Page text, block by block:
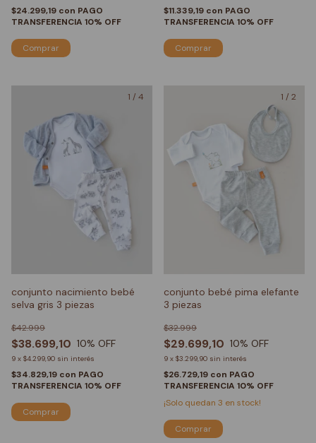
$24.299,19 con PAGO
TRANSFERENCIA 10% OFF
Comprar
$11.339,19 con PAGO
TRANSFERENCIA 10% OFF
Comprar
1 / 4
conjunto nacimiento bebé
selva gris 3 piezas
$38.699,10
$42.999
10% OFF
9 x $4.299,90 sin interés
$34.829,19 con PAGO
TRANSFERENCIA 10% OFF
Comprar
1 / 2
conjunto bebé pima elefante
3 piezas
$29.699,10
$32.999
10% OFF
9 x $3.299,90 sin interés
$26.729,19 con PAGO
TRANSFERENCIA 10% OFF
¡Solo quedan 3 en stock!
Comprar